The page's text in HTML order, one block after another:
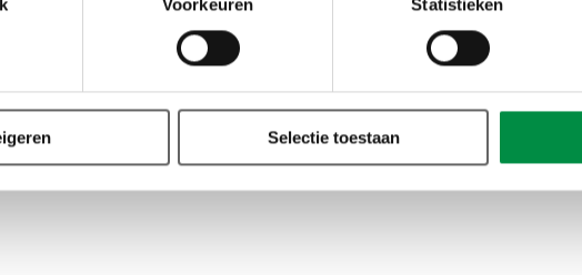
Voorkeuren Statistieken
Selectie toestaan